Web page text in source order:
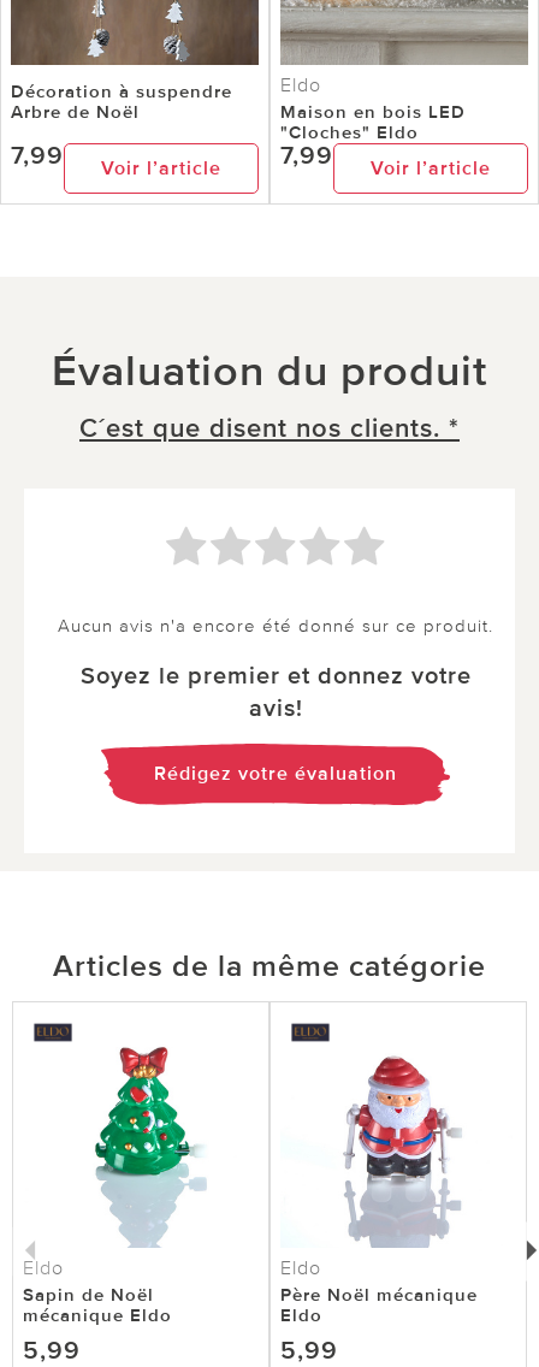
Décoration à suspendre
Arbre de Noël
7,99 Voir l’article
Eldo
Maison en bois LED
"Cloches" Eldo
7,99 Voir l’article
Évaluation du produit
C´est que disent nos clients. *
Aucun avis n'a encore été donné sur ce produit.
Soyez le premier et donnez votre
avis!
Rédigez votre évaluation
Articles de la même catégorie
Eldo
Sapin de Noël
mécanique Eldo
5,99
Eldo
Père Noël mécanique
Eldo
5,99